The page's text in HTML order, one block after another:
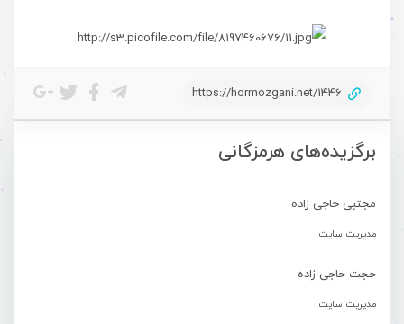
برگزیده‌های هرمزگانی
مجتبی حاجی زاده
مدیریت سایت
حجت حاجی زاده
مدیریت سایت
https://hormozgani.net/1446